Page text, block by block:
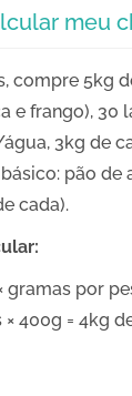
meu
compre 5kg
e frango), 30
3kg de
pão de
cada).
gramas por
× 400g = 4kg